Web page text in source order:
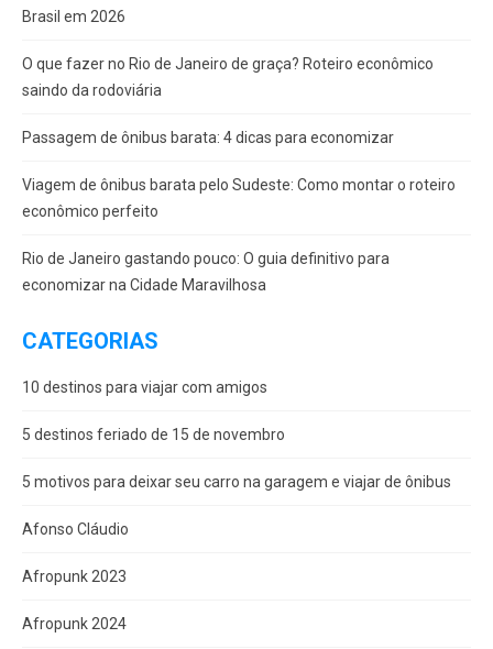
Brasil em 2026
O que fazer no Rio de Janeiro de graça? Roteiro econômico
saindo da rodoviária
Passagem de ônibus barata: 4 dicas para economizar
Viagem de ônibus barata pelo Sudeste: Como montar o roteiro
econômico perfeito
Rio de Janeiro gastando pouco: O guia definitivo para
economizar na Cidade Maravilhosa
CATEGORIAS
10 destinos para viajar com amigos
5 destinos feriado de 15 de novembro
5 motivos para deixar seu carro na garagem e viajar de ônibus
Afonso Cláudio
Afropunk 2023
Afropunk 2024